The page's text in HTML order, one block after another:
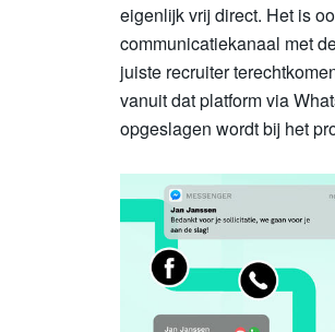
eigenlijk vrij direct. Het is
communicatiekanaal met
juiste recruiter
vanuit dat platform via
opgeslagen wordt bij het